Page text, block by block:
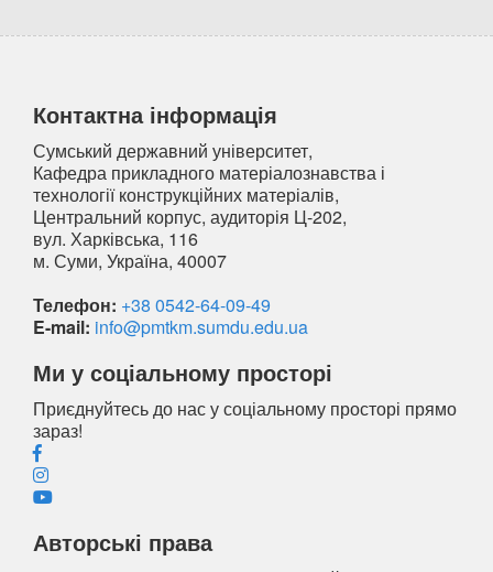
Контактна інформація
Сумський державний університет,
Кафедра прикладного матеріалознавства і
технології конструкційних матеріалів,
Центральний корпус, аудиторія Ц-202,
вул. Харківська, 116
м. Суми, Україна, 40007
Телефон: +38 0542-64-09-49
E-mail: info@pmtkm.sumdu.edu.ua
Ми у соціальному просторі
Приєднуйтесь до нас у соціальному просторі прямо
зараз!
Авторські права